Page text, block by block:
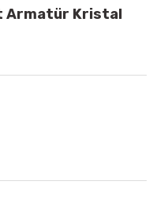
Armatür Kristal